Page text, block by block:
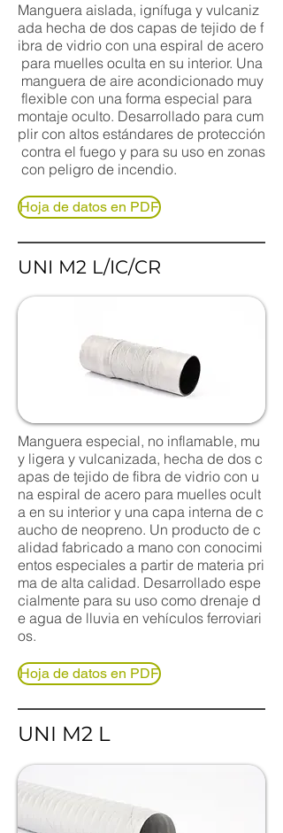
Manguera aislada, ignífuga y vulcaniz
ada hecha de dos capas de tejido de f
ibra de vidrio con una espiral de acero
para muelles oculta en su interior. Una
manguera de aire acondicionado muy
flexible con una forma especial para
montaje oculto. Desarrollado para cum
plir con altos estándares de protección
contra el fuego y para su uso en zonas
con peligro de incendio.
Hoja de datos en PDF
UNI M2 L/IC/CR
Manguera especial, no inflamable, mu
y ligera y vulcanizada, hecha de dos c
apas de tejido de fibra de vidrio con u
na espiral de acero para muelles ocult
a en su interior y una capa interna de c
aucho de neopreno. Un producto de c
alidad fabricado a mano con conocimi
entos especiales a partir de materia pri
ma de alta calidad. Desarrollado espe
cialmente para su uso como drenaje d
e agua de lluvia en vehículos ferroviari
os.
Hoja de datos en PDF
UNI M2 L